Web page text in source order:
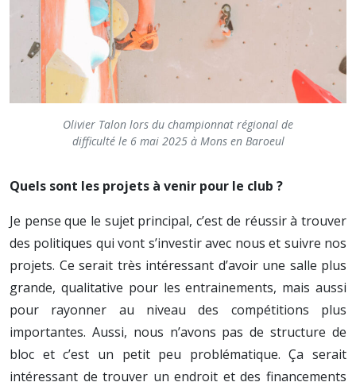
Olivier Talon lors du championnat régional de
difficulté le 6 mai 2025 à Mons en Baroeul
Quels sont les projets à venir pour le club ?
Je pense que le sujet principal, c’est de réussir à trouver
des politiques qui vont s’investir avec nous et suivre nos
projets. Ce serait très intéressant d’avoir une salle plus
grande, qualitative pour les entrainements, mais aussi
pour rayonner au niveau des compétitions plus
importantes. Aussi, nous n’avons pas de structure de
bloc et c’est un petit peu problématique. Ça serait
intéressant de trouver un endroit et des financements